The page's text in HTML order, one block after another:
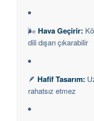
🌬️ Hava Geçirir:
dili dışarı çıkarabilir
🪶 Hafif Tasarım:
rahatsız etmez